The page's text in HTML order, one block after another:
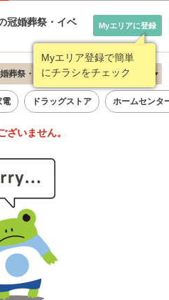
冠婚葬祭・イベ
Myエリア登録で簡単
にチラシをチェック
Myエリアに登録
葬祭・イベント 新着順
電 ドラッグストア ホームセンタ
ざいません。